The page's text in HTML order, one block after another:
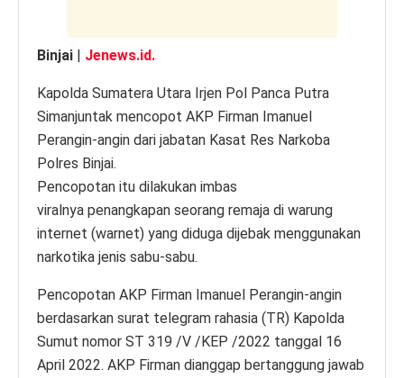
Binjai | Jenews.id.
Kapolda Sumatera Utara Irjen Pol Panca Putra
Simanjuntak mencopot AKP Firman Imanuel
Perangin-angin dari jabatan Kasat Res Narkoba
Polres Binjai.
Pencopotan itu dilakukan imbas
viralnya penangkapan seorang remaja di warung
internet (warnet) yang diduga dijebak menggunakan
narkotika jenis sabu-sabu.
Pencopotan AKP Firman Imanuel Perangin-angin
berdasarkan surat telegram rahasia (TR) Kapolda
Sumut nomor ST 319 /V /KEP /2022 tanggal 16
April 2022. AKP Firman dianggap bertanggung jawab